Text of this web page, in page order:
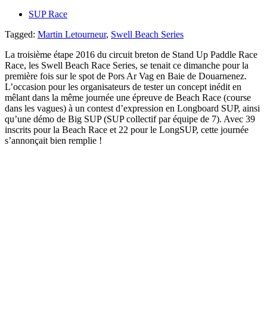
SUP Race
Tagged: Martin Letourneur, Swell Beach Series
La troisième étape 2016 du circuit breton de Stand Up Paddle Race
Race, les Swell Beach Race Series, se tenait ce dimanche pour la
première fois sur le spot de Pors Ar Vag en Baie de Douarnenez.
L’occasion pour les organisateurs de tester un concept inédit en
mêlant dans la même journée une épreuve de Beach Race (course
dans les vagues) à un contest d’expression en Longboard SUP, ainsi
qu’une démo de Big SUP (SUP collectif par équipe de 7). Avec 39
inscrits pour la Beach Race et 22 pour le LongSUP, cette journée
s’annonçait bien remplie !